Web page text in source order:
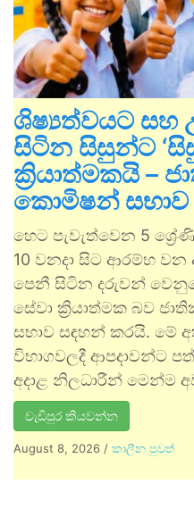
ශිෂ්‍යත්වයට සහ
සිටින සිසුන්ට
ක්‍රියාත්මකයි –
කොමිෂන් සභාව
හෙට පැවැත්වෙන 5
10 වනදා සිට ආරම්භ
පෙනී සිටින දරුවන්
සේවා ක්‍රියාත්මක බව
සභාව සඳහන් කරයි. මේ
විභාගවලදී ආපදාවන්ට
අදාළ නිලධාරීන් මෙන්ම
වැඩිපුර කියවන්න
August 8, 2026 / කාලීන පුවත්